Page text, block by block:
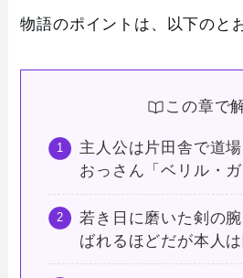
物語のポイントは、以下のと
この章で
主人公は片田舎で道
おっさん「ベリル・ガ
若き日に磨いた剣の
ばれるほどだが本人